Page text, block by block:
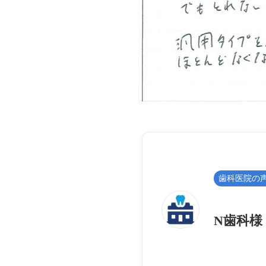
歯科医院の
N歯科様